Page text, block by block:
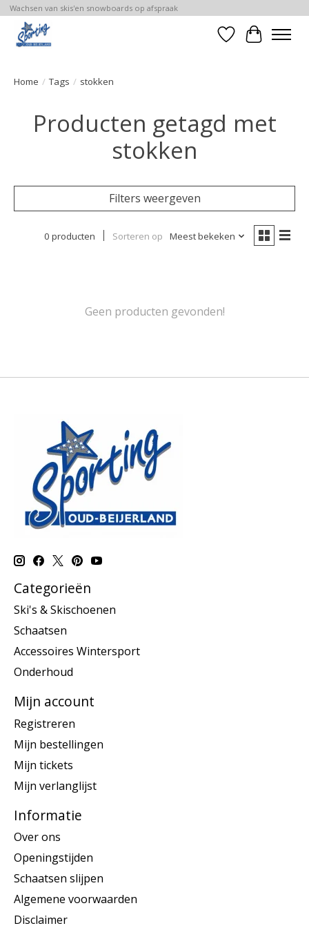
Wachsen van skis'en snowboards op afspraak
Verlanglijst
Home / Tags / stokken
Producten getagd met
stokken
Filters weergeven
0 producten Sorteren op Meest bekeken
Geen producten gevonden!
Categorieën
Ski's & Skischoenen
Schaatsen
Accessoires Wintersport
Onderhoud
Mijn account
Registreren
Mijn bestellingen
Mijn tickets
Mijn verlanglijst
Informatie
Over ons
Openingstijden
Schaatsen slijpen
Algemene voorwaarden
Disclaimer